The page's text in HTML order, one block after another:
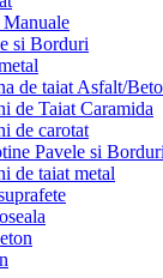
si Borduri
de taiat Asfalt/
de Taiat Caramida
de carotat
Pavele si Borduri
de taiat metal